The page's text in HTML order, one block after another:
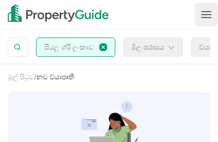
සියලු ශ්රී ලංකාව මිල පරාසය
මුල් පිටුව/නව ව්යාපෘති